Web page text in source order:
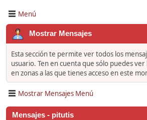
Menú
Mostrar Mensajes
Esta sección te permite ver todos los
usuario. Ten en cuenta que sólo puedes
en zonas a las que tienes acceso en este
Mostrar Mensajes Menú
Mensajes - pitutis